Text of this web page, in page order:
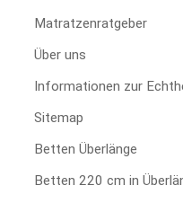
Matratzenratgeber
Über uns
Informationen zur
Sitemap
Betten Überlänge
Betten 220 cm in